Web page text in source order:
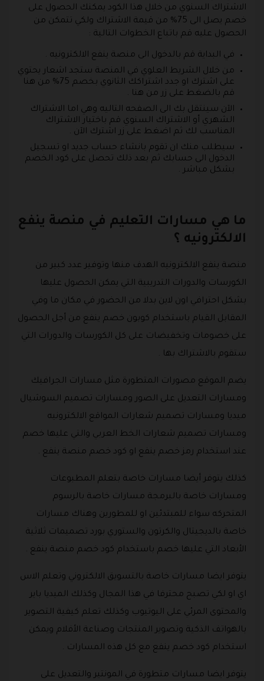
الاشتراك السنوي من خلال هذا الكود يمكنك الحصول على
خصم يصل الى 75% من قيمة الاشتراك ولكي تتمكن من
الحصول عليه قم باتباع الخطوات التالية :
في البداية قم بالدخول الى منصة ينفع الالكترونيه .
من خلال الشريط العلوي في المنصة ستجد اشعار يحتوي
على اشترك او جدد اشتراكك الثانوي بخصم 75% من هنا
قم بالضغط على زر من هنا .
الآن سينتقل بك الى الصفحه التاليه وهي اما الاشتراك
الشهري أو الاشتراك السنوي قم باختيار الاشتراك
المناسب لك ثم اضغط على زر اشترك الآن .
سيطلب منك ان تقوم بانشاء حساب جديد او تسجيل
الدخول الى حسابك ثم بعد ذلك تحصل على كود الخصم
بشكل مباشر .
ما هي مسارات التعليم في منصة ينفع
الالكترونيه ؟
منصة ينفع الالكترونيه الهدف منها وتوفير عدد كبير من
الكورسات والدورات التدريبية التي يمكن الحصول عليها
بشكل احترافي اون لاين بدلا من الحضور في مكان ما وفي
المقابل القيام باستخدام كوبون خصم ينفع من أجل الحصول
على خصومات وتخفيضات على كل الكورسات والدورات التي
ستقوم بالاشتراك بها .
يضم الموقع مصورات المتطورة مثل مسارات الجرافيك
ومسارات التعديل على الصور ومسارات تصميم السوشيال
ميديا ومسارات تصميم شعارات المواقع الالكترونيه
ومسارات تصميم شعارات الخط العربي والتي عليها خصم
عند استخدام رمز خصم ينفع او كود خصم منصة ينفع .
كذلك يتوفر أيضا مسارات خاصة بتعلم المطبوعات
ومسارات خاصة بالبرمجة مسارات خاصة بالرسوم
المتحركه سواء للمبتدئين او للمطورين وهناك مسارات
خاصة بالديجيتال والكرتون والستوري بورد تصميمات ثلاثية
الأبعاد التي عليها خصم باستخدام كود خصم منصة ينفع .
يتوفر ايضا مسارات خاصة بالتسويق الالكتروني وتعلم الاس
اي او لكي تصبح محترفا في هذا المجال وكذلك الميديا باير
والمحتوى المرئي على اليوتيوب وكذلك تعلم كيفية التصوير
بالهواتف الذكية وتصوير المنتجات وصناعة الأفلام ويمكن
استخدام كود خصم ينفع مع كل هذه المسارات .
يتوفر ايضا مسارات متطورة في المونتير والتعديل على